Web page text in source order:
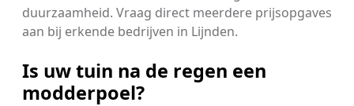
duurzaamheid. Vraag direct meerdere prijsopgaves
aan bij erkende bedrijven in Lijnden.
Is uw tuin na de regen een
modderpoel?